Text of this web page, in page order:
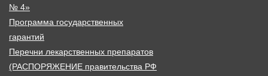
№ 4»
Программа государственных
гарантий
Перечни лекарственных препаратов
(РАСПОРЯЖЕНИЕ правительства РФ